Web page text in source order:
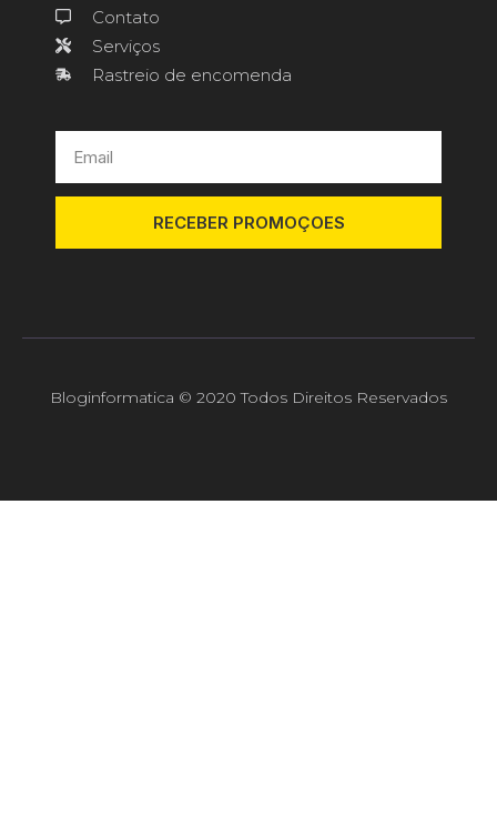
Contato
Serviços
Rastreio de encomenda
RECEBER PROMOÇOES
Bloginformatica © 2020 Todos Direitos Reservados